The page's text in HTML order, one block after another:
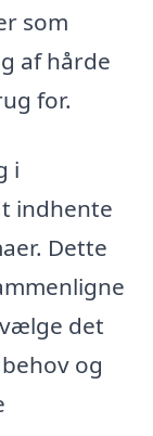
som
af hårde
for.
i
indhente
Dette
det
og